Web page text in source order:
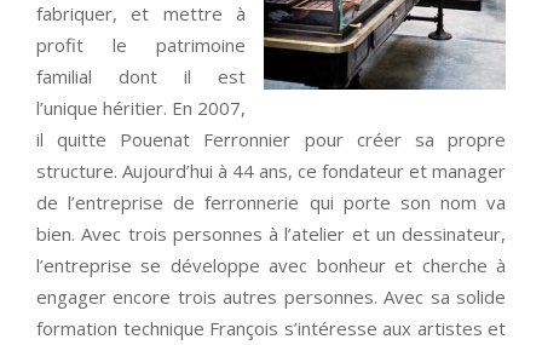
fabriquer, et mettre à
profit le patrimoine
familial dont il est
l’unique héritier. En 2007,
il quitte Pouenat Ferronnier pour créer sa propre
structure. Aujourd’hui à 44 ans, ce fondateur et manager
de l’entreprise de ferronnerie qui porte son nom va
bien. Avec trois personnes à l’atelier et un dessinateur,
l’entreprise se développe avec bonheur et cherche à
engager encore trois autres personnes. Avec sa solide
formation technique François s’intéresse aux artistes et